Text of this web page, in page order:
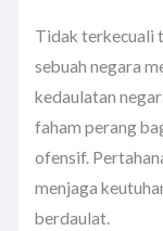
Tidak terkecuali
sebuah negara
kedaulatan
faham perang
ofensif.
menjaga
berdaulat.